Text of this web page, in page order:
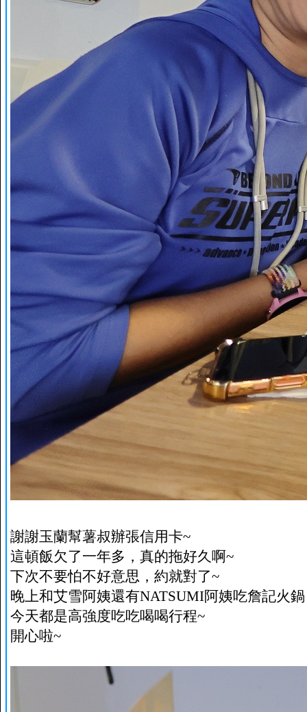
謝謝玉蘭幫薯叔辦張信用卡~
這頓飯欠了一年多，真的拖好久啊~
下次不要怕不好意思，約就對了~
晚上和艾雪阿姨還有NATSUMI阿姨吃詹記火鍋
今天都是高強度吃吃喝喝行程~
開心啦~